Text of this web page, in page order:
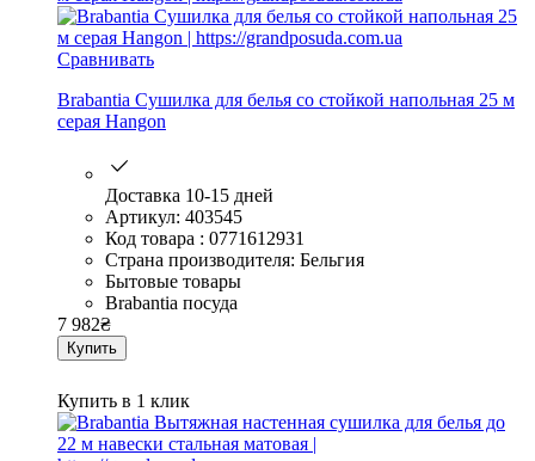
Сравнивать
Brabantia Сушилка для белья со стойкой напольная 25 м
серая Наngon
Доставка 10-15 дней
Артикул: 403545
Код товара : 0771612931
Страна производителя: Бельгия
Бытовые товары
Brabantia посуда
7 982₴
Купить
Купить в 1 клик